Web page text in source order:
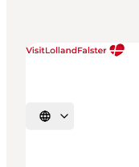
Vælg sprog